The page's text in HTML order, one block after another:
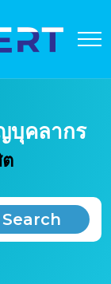
บุคลากร
Search